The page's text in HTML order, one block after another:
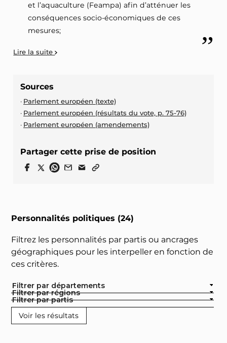
Personnalités politiques (24)
Filtrez les personnalités par partis ou ancrages
géographiques pour les interpeller en fonction de
ces critères.
Filtrer par départements
Filtrer par régions
Filtrer par partis
et l’aquaculture (Feampa) afin d’atténuer les
conséquences socio-économiques de ces
mesures;
Lire la suite
Sources
Parlement européen (texte)
Parlement européen (résultats du vote, p. 75-76)
Parlement européen (amendements)
Partager cette prise de position